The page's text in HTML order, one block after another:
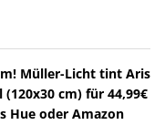
Müller-Licht tint Aris
(120x30 cm) für 44,99€
Hue oder Amazon